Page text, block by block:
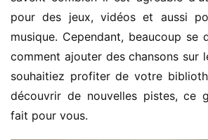
pour des jeux, vidéos et aussi
musique. Cependant, beaucoup se
comment ajouter des chansons sur
souhaitiez profiter de votre
découvrir de nouvelles pistes, ce
fait pour vous.